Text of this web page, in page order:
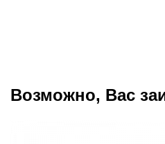
Возможно, Вас